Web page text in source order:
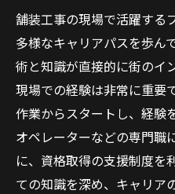
舗装工事の現場で活躍する
多様なキャリアパスを歩ん
術と知識が直接的に街のイ
現場での経験は非常に重要
作業からスタートし、経験
オペレーターなどの専門職
に、資格取得の支援制度を
ての知識を深め、キャリア